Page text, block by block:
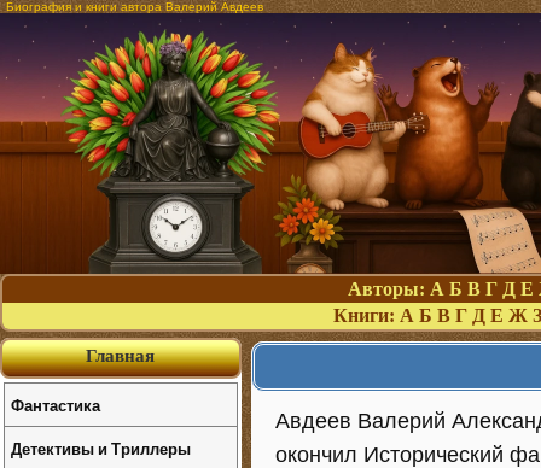
Биография и книги автора Валерий Авдеев
Авторы: А Б В Г Д Е
Книги: А Б В Г Д Е Ж З
Авдеев Валерий
окончил Исторический
Главная
Фантастика
Детективы и Триллеры